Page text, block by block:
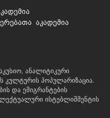
აკადემია
ანალიტიკური
კულტურის პოპულარიზაცია.
და ემიგრანტების
ისტებლიშმენტის